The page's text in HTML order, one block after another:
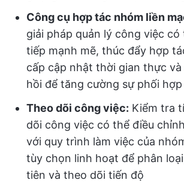
Công cụ hợp tác nhóm liền
giải pháp quản lý công việc
tiếp mạnh mẽ, thúc đẩy hợp
cấp cập nhật thời gian thực
hồi để tăng cường sự phối hợp
Theo dõi công việc: Kiểm tra
dõi công việc có thể điều
với quy trình làm việc của
tùy chọn linh hoạt để phân
tiên và theo dõi tiến độ